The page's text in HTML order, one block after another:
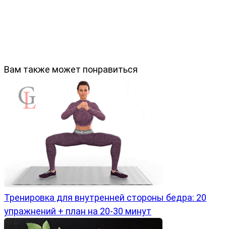
Вам также может понравиться
Тренировка для внутренней стороны бедра: 20
упражнений + план на 20-30 минут